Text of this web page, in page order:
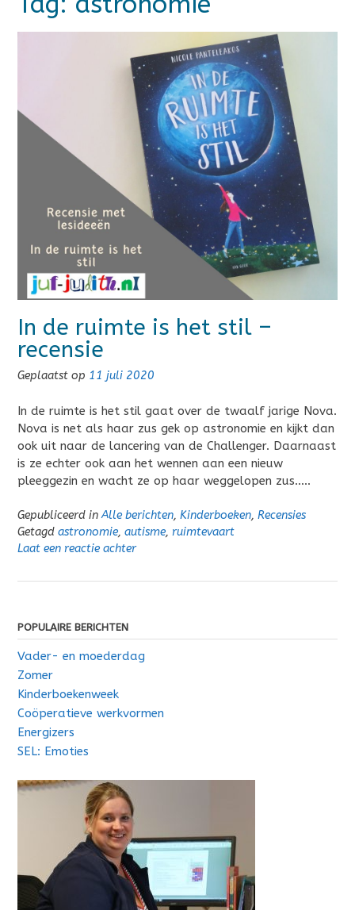
In de ruimte is het stil –
recensie
Geplaatst op 11 juli 2020
In de ruimte is het stil gaat over de twaalf jarige Nova.
Nova is net als haar zus gek op astronomie en kijkt dan
ook uit naar de lancering van de Challenger. Daarnaast
is ze echter ook aan het wennen aan een nieuw
pleeggezin en wacht ze op haar weggelopen zus…..
Gepubliceerd inAlle berichten, Kinderboeken, Recensies
Getagd astronomie, autisme, ruimtevaart
Laat een reactie achter
POPULAIRE BERICHTEN
Vader- en moederdag
Zomer
Kinderboekenweek
Coöperatieve werkvormen
Energizers
SEL: Emoties